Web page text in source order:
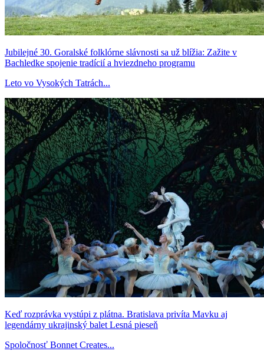
Jubilejné 30. Goralské folklórne slávnosti sa už blížia: Zažite v
Bachledke spojenie tradícií a hviezdneho programu
Leto vo Vysokých Tatrách...
Keď rozprávka vystúpi z plátna. Bratislava privíta Mavku aj
legendárny ukrajinský balet Lesná pieseň
Spoločnosť Bonnet Creates...